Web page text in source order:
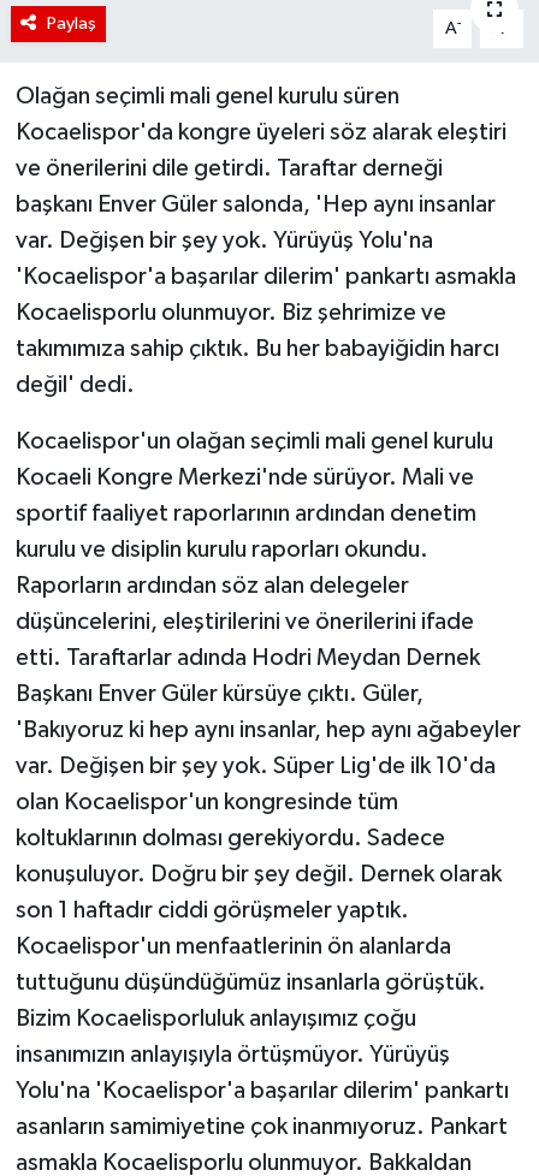
Paylaş A- A
Olağan seçimli mali genel kurulu süren
Kocaelispor'da kongre üyeleri söz alarak eleştiri
ve önerilerini dile getirdi. Taraftar derneği
başkanı Enver Güler salonda, 'Hep aynı insanlar
var. Değişen bir şey yok. Yürüyüş Yolu'na
'Kocaelispor'a başarılar dilerim' pankartı asmakla
Kocaelisporlu olunmuyor. Biz şehrimize ve
takımımıza sahip çıktık. Bu her babayiğidin harcı
değil' dedi.
Kocaelispor'un olağan seçimli mali genel kurulu
Kocaeli Kongre Merkezi'nde sürüyor. Mali ve
sportif faaliyet raporlarının ardından denetim
kurulu ve disiplin kurulu raporları okundu.
Raporların ardından söz alan delegeler
düşüncelerini, eleştirilerini ve önerilerini ifade
etti. Taraftarlar adında Hodri Meydan Dernek
Başkanı Enver Güler kürsüye çıktı. Güler,
'Bakıyoruz ki hep aynı insanlar, hep aynı ağabeyler
var. Değişen bir şey yok. Süper Lig'de ilk 10'da
olan Kocaelispor'un kongresinde tüm
koltuklarının dolması gerekiyordu. Sadece
konuşuluyor. Doğru bir şey değil. Dernek olarak
son 1 haftadır ciddi görüşmeler yaptık.
Kocaelispor'un menfaatlerinin ön alanlarda
tuttuğunu düşündüğümüz insanlarla görüştük.
Bizim Kocaelisporluluk anlayışımız çoğu
insanımızın anlayışıyla örtüşmüyor. Yürüyüş
Yolu'na 'Kocaelispor'a başarılar dilerim' pankartı
asanların samimiyetine çok inanmıyoruz. Pankart
asmakla Kocaelisporlu olunmuyor. Bakkaldan